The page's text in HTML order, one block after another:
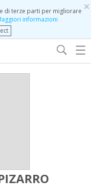
×
di terze parti per migliorare
informazioni
☰